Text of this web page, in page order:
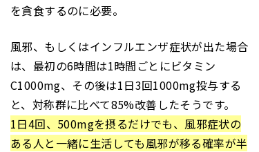
を貪食するのに必要。
風邪、もしくはインフルエンザ症状が出た場合
は、最初の6時間は1時間ごとにビタミン
C1000mg、その後は1日3回1000mg投与する
と、対称群に比べて85%改善したそうです。
1日4回、500mgを摂るだけでも、風邪症状の
ある人と一緒に生活しても風邪が移る確率が半